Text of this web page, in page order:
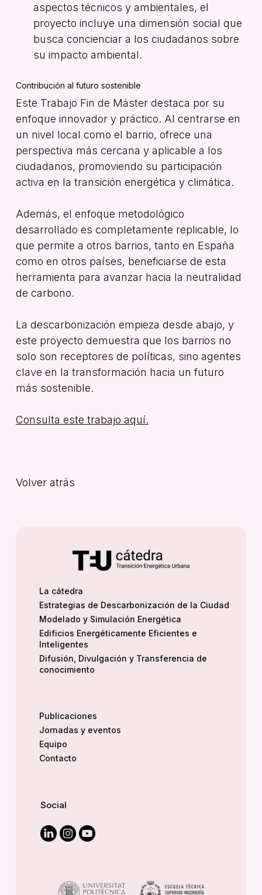
aspectos técnicos y ambientales, el
proyecto incluye una dimensión social que
busca concienciar a los ciudadanos sobre
su impacto ambiental.
Contribución al futuro sostenible
Este Trabajo Fin de Máster destaca por su
enfoque innovador y práctico. Al centrarse en
un nivel local como el barrio, ofrece una
perspectiva más cercana y aplicable a los
ciudadanos, promoviendo su participación
activa en la transición energética y climática.
Además, el enfoque metodológico
desarrollado es completamente replicable, lo
que permite a otros barrios, tanto en España
como en otros países, beneficiarse de esta
herramienta para avanzar hacia la neutralidad
de carbono.
La descarbonización empieza desde abajo, y
este proyecto demuestra que los barrios no
solo son receptores de políticas, sino agentes
clave en la transformación hacia un futuro
más sostenible.
Consulta este trabajo aquí.
Volver atrás
La cátedra
Estrategias de Descarbonización de la Ciudad
Modelado y Simulación Energética
Edificios Energéticamente Eficientes e
Inteligentes
Difusión, Divulgación y Transferencia de
conocimiento
Publicaciones
Jornadas y eventos
Equipo
Contacto
Social